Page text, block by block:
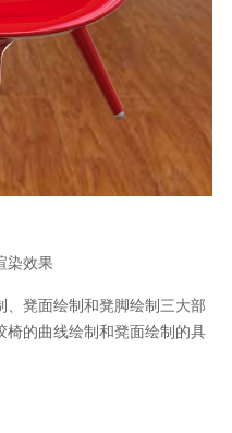
染效果
凳面绘制和凳脚绘制三大部
椅的曲线绘制和凳面绘制的具